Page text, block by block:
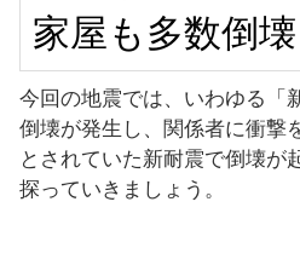
家屋も多数倒壊
今回の地震では、いわゆる「
倒壊が発生し、関係者に衝撃
とされていた新耐震で倒壊が
探っていきましょう。